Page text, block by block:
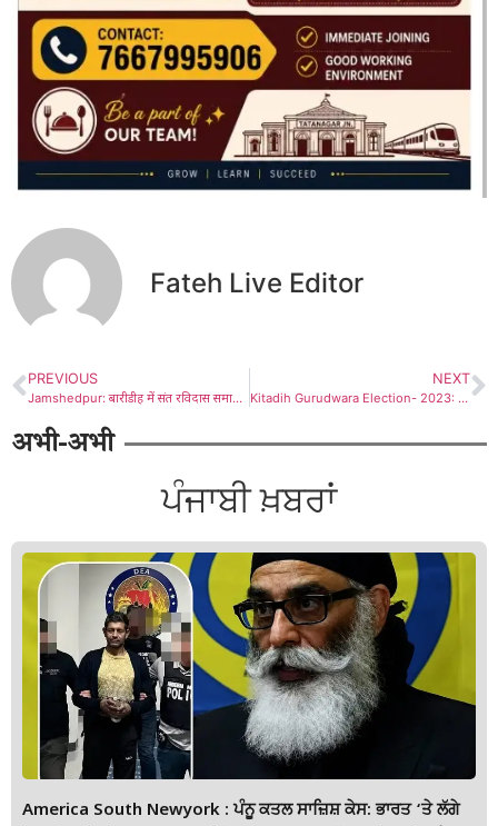
Fateh Live Editor
PREVIOUS
Jamshedpur: बारीडीह में संत रविदास समाज एवं हरि मंदिर पंचायत के सौजन्य से रक्तदान शिविर आयोजित, 183 डोनर ने दिया योगदान
NEXT
Kitadih Gurudwara Election- 2023: ਵਿਸਾਖੀ ਤੋਂ ਪਹਿਲਾਂ ਕਿਟਾਡੀਹ ਵਿੱਚ ਚੋਣਾਂ ਕਰਵਾਏ ਸੀਜੀਪੀਸੀ
अभी-अभी
ਪੰਜਾਬੀ ਖ਼ਬਰਾਂ
America South Newyork : ਪੰਨੂ ਕਤਲ ਸਾਜ਼ਿਸ਼ ਕੇਸ: ਭਾਰਤ ‘ਤੇ ਲੱਗੇ